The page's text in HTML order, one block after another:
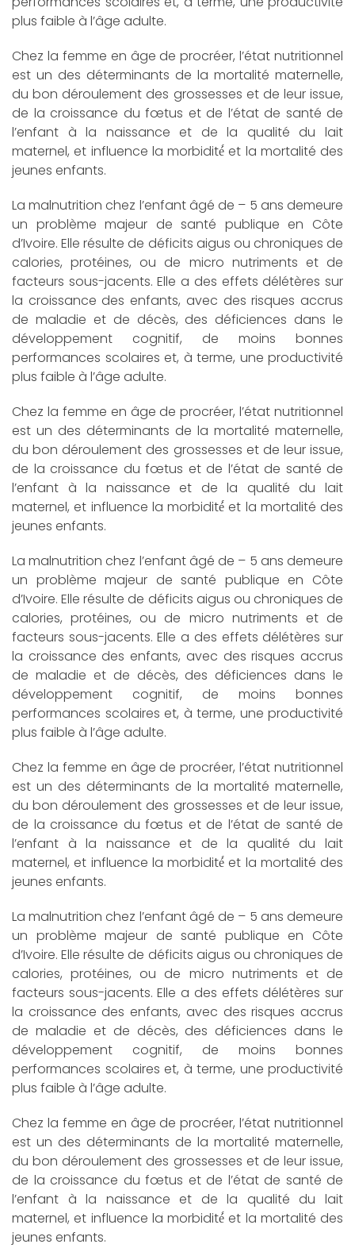
plus faible à l’âge adulte.
Chez la femme en âge de procréer, l’état nutritionnel
est un des déterminants de la mortalité maternelle,
du bon déroulement des grossesses et de leur issue,
de la croissance du fœtus et de l’état de santé de
l’enfant à la naissance et de la qualité du lait
maternel, et influence la morbidité́ et la mortalité des
jeunes enfants.
La malnutrition chez l’enfant âgé de – 5 ans demeure
un problème majeur de santé publique en Côte
d’Ivoire. Elle résulte de déficits aigus ou chroniques de
calories, protéines, ou de micro nutriments et de
facteurs sous-jacents. Elle a des effets délétères sur
la croissance des enfants, avec des risques accrus
de maladie et de décès, des déficiences dans le
développement cognitif, de moins bonnes
performances scolaires et, à terme, une productivité
plus faible à l’âge adulte.
Chez la femme en âge de procréer, l’état nutritionnel
est un des déterminants de la mortalité maternelle,
du bon déroulement des grossesses et de leur issue,
de la croissance du fœtus et de l’état de santé de
l’enfant à la naissance et de la qualité du lait
maternel, et influence la morbidité́ et la mortalité des
jeunes enfants.
La malnutrition chez l’enfant âgé de – 5 ans demeure
un problème majeur de santé publique en Côte
d’Ivoire. Elle résulte de déficits aigus ou chroniques de
calories, protéines, ou de micro nutriments et de
facteurs sous-jacents. Elle a des effets délétères sur
la croissance des enfants, avec des risques accrus
de maladie et de décès, des déficiences dans le
développement cognitif, de moins bonnes
performances scolaires et, à terme, une productivité
plus faible à l’âge adulte.
Chez la femme en âge de procréer, l’état nutritionnel
est un des déterminants de la mortalité maternelle,
du bon déroulement des grossesses et de leur issue,
de la croissance du fœtus et de l’état de santé de
l’enfant à la naissance et de la qualité du lait
maternel, et influence la morbidité́ et la mortalité des
jeunes enfants.
La malnutrition chez l’enfant âgé de – 5 ans demeure
un problème majeur de santé publique en Côte
d’Ivoire. Elle résulte de déficits aigus ou chroniques de
calories, protéines, ou de micro nutriments et de
facteurs sous-jacents. Elle a des effets délétères sur
la croissance des enfants, avec des risques accrus
de maladie et de décès, des déficiences dans le
développement cognitif, de moins bonnes
performances scolaires et, à terme, une productivité
plus faible à l’âge adulte.
Chez la femme en âge de procréer, l’état nutritionnel
est un des déterminants de la mortalité maternelle,
du bon déroulement des grossesses et de leur issue,
de la croissance du fœtus et de l’état de santé de
l’enfant à la naissance et de la qualité du lait
maternel, et influence la morbidité́ et la mortalité des
jeunes enfants.